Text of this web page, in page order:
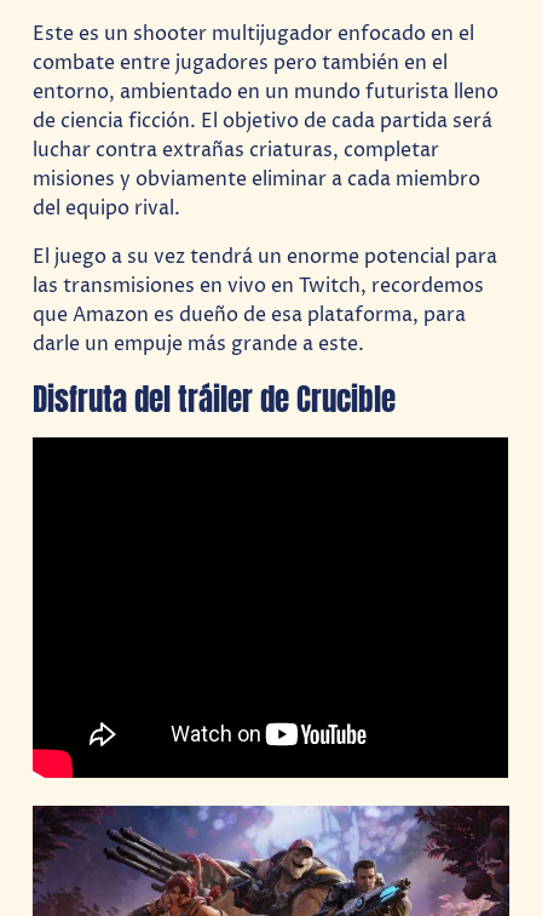
Este es un shooter multijugador enfocado en el
combate entre jugadores pero también en el
entorno, ambientado en un mundo futurista lleno
de ciencia ficción. El objetivo de cada partida será
luchar contra extrañas criaturas, completar
misiones y obviamente eliminar a cada miembro
del equipo rival.
El juego a su vez tendrá un enorme potencial para
las transmisiones en vivo en Twitch, recordemos
que Amazon es dueño de esa plataforma, para
darle un empuje más grande a este.
Disfruta del tráiler de Crucible